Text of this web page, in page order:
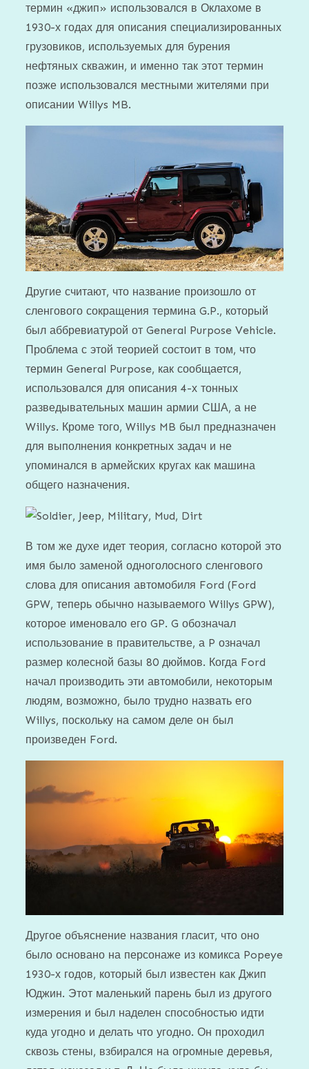
термин «джип» использовался в Оклахоме в
1930-х годах для описания специализированных
грузовиков, используемых для бурения
нефтяных скважин, и именно так этот термин
позже использовался местными жителями при
описании Willys MB.
Другие считают, что название произошло от
сленгового сокращения термина G.P., который
был аббревиатурой от General Purpose Vehicle.
Проблема с этой теорией состоит в том, что
термин General Purpose, как сообщается,
использовался для описания 4-х тонных
разведывательных машин армии США, а не
Willys. Кроме того, Willys MB был предназначен
для выполнения конкретных задач и не
упоминался в армейских кругах как машина
общего назначения.
В том же духе идет теория, согласно которой это
имя было заменой одноголосного сленгового
слова для описания автомобиля Ford (Ford
GPW, теперь обычно называемого Willys GPW),
которое именовало его GP. G обозначал
использование в правительстве, а P означал
размер колесной базы 80 дюймов. Когда Ford
начал производить эти автомобили, некоторым
людям, возможно, было трудно назвать его
Willys, поскольку на самом деле он был
произведен Ford.
Другое объяснение названия гласит, что оно
было основано на персонаже из комикса Popeye
1930-х годов, который был известен как Джип
Юджин. Этот маленький парень был из другого
измерения и был наделен способностью идти
куда угодно и делать что угодно. Он проходил
сквозь стены, взбирался на огромные деревья,